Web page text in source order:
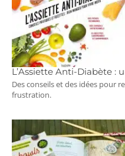
L’Assiette Anti-Diabète :
Des conseils et des idées pour
frustration.